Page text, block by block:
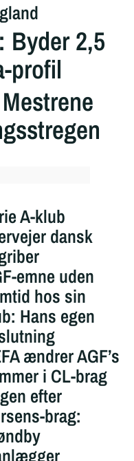
Byder 2,5
profil
A-klub
dansk
emne uden
hos sin
Hans egen
ændrer AGF’s
i CL-brag
efter
brag: